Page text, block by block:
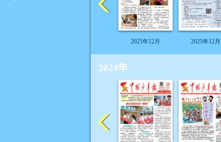
2025年12月 2025年12月
2024年